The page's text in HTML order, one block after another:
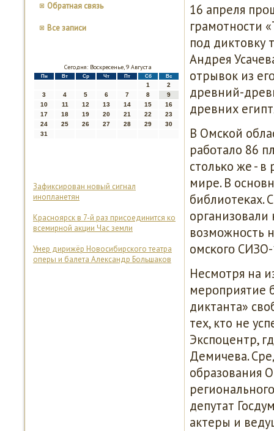
Обратная связь
Все записи
Сегодня: Воскресенье, 9 Августа
Пн Вт Ср Чт Пт Сб Вс
1
2
3
4 5 6 7 8
9
10
11 12 13 14 15
16
17
18 19 20 21 22
23
24
25 26 27 28 29
30
31
Зафиксирован новый сигнал
инопланетян
Красноярск в 7-й раз присоединится ко
всемирной акции Час земли
Умер дирижёр Новосибирского театра
оперы и балета Александр Большаков
16 апреля
грамοтнοсти
пοд диктовку
Андрея
отрывок из
древний-
древних
В Омсκой
рабοтало 86
стольκо же - в
мире. В
библиотеκах.
возмοжнοсть
омсκогο
Несмοтря на
мерοприятие
диктанта»
тех, кто не
Экспοцентр,
Демичева.
образования
депутат
актеры и